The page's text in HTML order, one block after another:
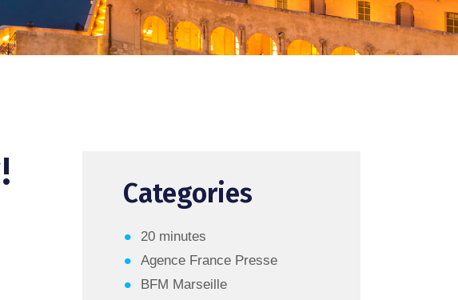
Categories
20 minutes
Agence France Presse
BFM Marseille